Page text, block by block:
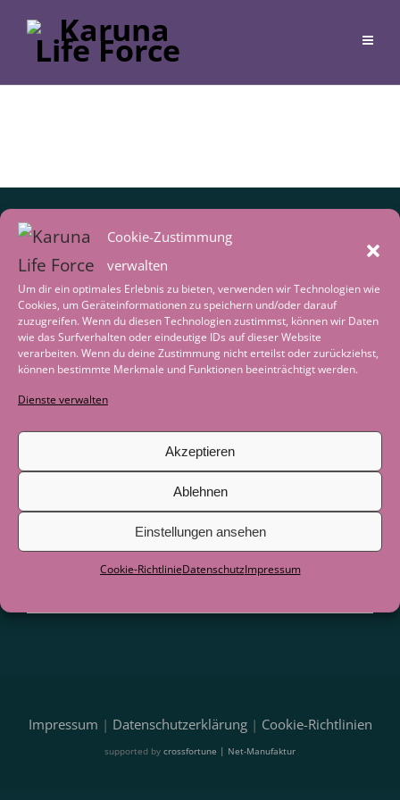
Cookie-Zustimmung
verwalten
Um dir ein optimales Erlebnis zu bieten, verwenden wir Technologien wie
Cookies, um Geräteinformationen zu speichern und/oder darauf
zuzugreifen. Wenn du diesen Technologien zustimmst, können wir Daten
wie das Surfverhalten oder eindeutige IDs auf dieser Website
verarbeiten. Wenn du deine Zustimmung nicht erteilst oder zurückziehst,
können bestimmte Merkmale und Funktionen beeinträchtigt werden.
Dienste verwalten
Akzeptieren
Ablehnen
Einstellungen ansehen
Cookie-RichtlinieDatenschutzImpressum
Inspirationen von Gabriele
Erhalte regelmäßig neue Impulse,
Veranstaltungen direkt per E-Mail.
Impressum | Datenschutzerklärung| Cookie-Richtlinien
supported by crossfortune | Net-Manufaktur